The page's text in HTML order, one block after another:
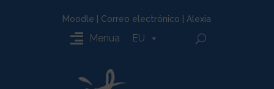
Moodle Correo electrónico Alexia
Menua EU